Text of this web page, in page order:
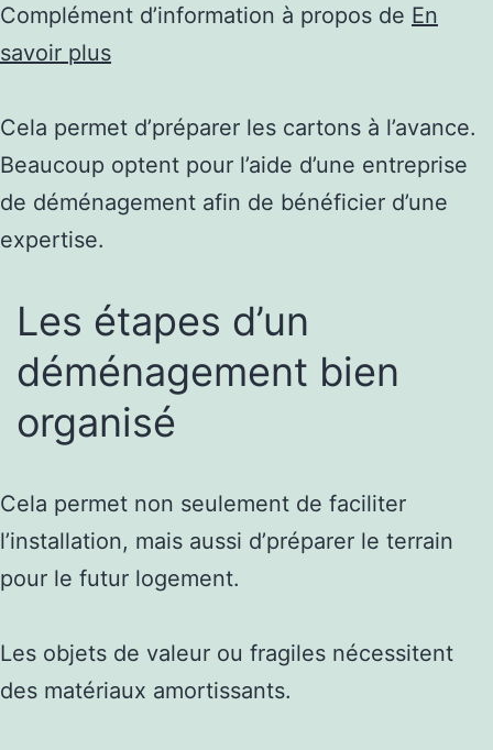
Complément d’information à propos de En
savoir plus
Cela permet d’préparer les cartons à l’avance.
Beaucoup optent pour l’aide d’une entreprise
de déménagement afin de bénéficier d’une
expertise.
Les étapes d’un
déménagement bien
organisé
Cela permet non seulement de faciliter
l’installation, mais aussi d’préparer le terrain
pour le futur logement.
Les objets de valeur ou fragiles nécessitent
des matériaux amortissants.